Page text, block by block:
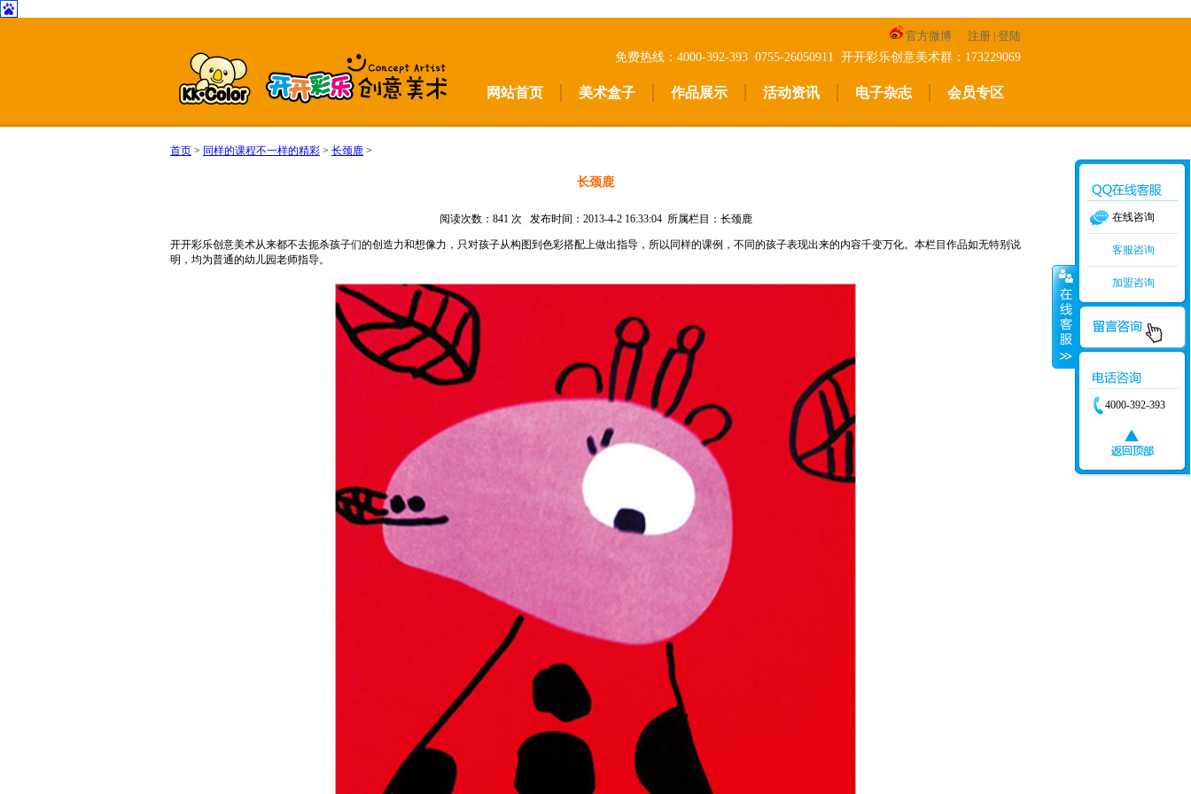
官方微博 注册 登陆
免费热线：4000-392-393 0755-26050911 开开彩乐创意美术群：173229069
网站首页 美术盒子 作品展示 活动资讯 电子杂志 会员专区
首页 > 同样的课程不一样的精彩 > 长颈鹿 >
长颈鹿
阅读次数： 841 次 发布时间：2013-4-2 16:33:04 所属栏目：长颈鹿
开开彩乐创意美术从来都不去扼杀孩子们的创造力和想像力，只对孩子从构图到色彩搭配上做出指导，所以同样的课例，不同的孩子表现出来的内容千变万化。本栏目作品如无特别说
明，均为普通的幼儿园老师指导。
在线咨询
客服咨询
加盟咨询
4000-392-393